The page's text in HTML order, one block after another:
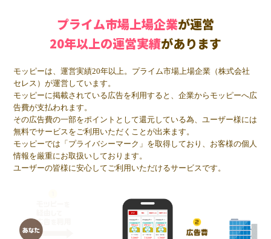
プライム市場上場企業が運営
20年以上の運営実績があります
モッピーは、運営実績20年以上。プライム市場上場企業（株式会社
セレス）が運営しています。
モッピーに掲載されている広告を利用すると、企業からモッピーへ広
告費が支払われます。
その広告費の一部をポイントとして還元している為、ユーザー様には
無料でサービスをご利用いただくことが出来ます。
モッピーでは「プライバシーマーク」を取得しており、お客様の個人
情報を厳重にお取扱いしております。
ユーザーの皆様に安心してご利用いただけるサービスです。